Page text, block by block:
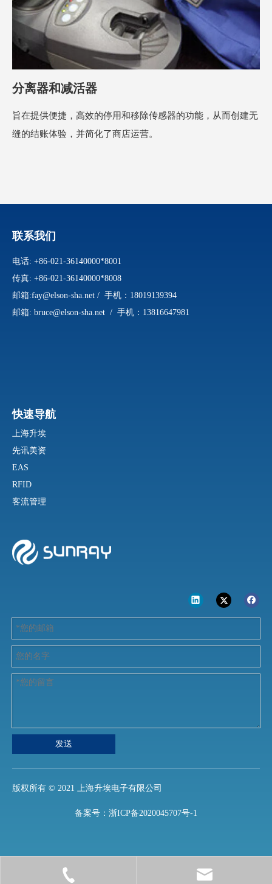
分离器和减活器
旨在提供便捷，高效的停用和移除传感器的功能，从而创建无
缝的结账体验，并简化了商店运营。
联系我们
电话: +86-021-36140000*8001
传真: +86-021-36140000*8008
邮箱:fay@elson-sha.net / 手机：18019139394
邮箱: bruce@elson-sha.net / 手机： 13816647981
快速导航
上海升埃
先讯美资
EAS
RFID
客流管理
发送
版权所有 ©️ 2021 上海升埃电子有限公司
备案号： 浙ICP备2020045707号-1